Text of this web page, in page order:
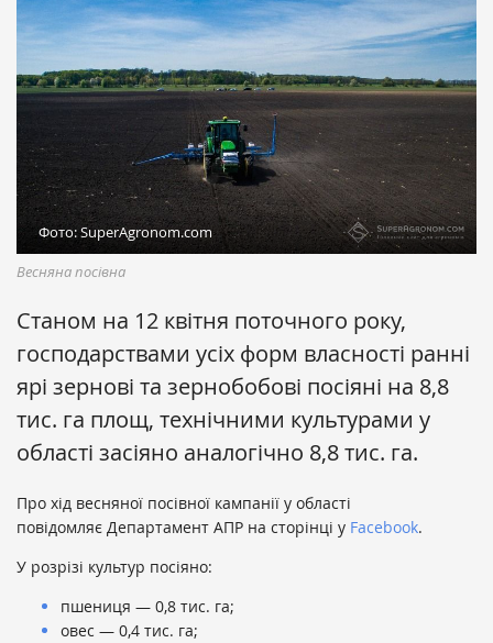
Фото: SuperAgronom.com
Весняна посівна
Станом на 12 квітня поточного року,
господарствами усіх форм власності ранні
ярі зернові та зернобобові посіяні на 8,8
тис. га площ, технічними культурами у
області засіяно аналогічно 8,8 тис. га.
Про хід весняної посівної кампанії у області
повідомляє Департамент АПР на сторінці у Facebook.
У розрізі культур посіяно:
пшениця — 0,8 тис. га;
овес — 0,4 тис. га;